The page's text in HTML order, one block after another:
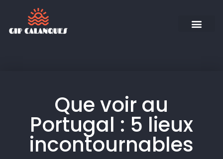
Que voir au
Portugal : 5 lieux
incontournables